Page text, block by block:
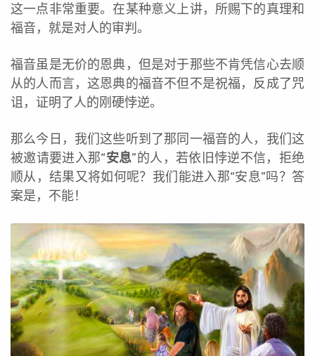
这一点非常重要。在某种意义上讲，所赐下的真理和
福音，就是对人的审判。
福音虽是无价的恩典，但是对于那些不肯凭信心去顺
从的人而言，这恩典的福音不但不是祝福，反成了咒
诅，证明了人的刚硬悖逆。
那么今日，我们这些听到了那同一福音的人，我们这
被邀请要进入那“安息”的人，若依旧悖逆不信，拒绝
顺从，结果又将如何呢？我们能进入那“安息”吗？答
案是，不能！